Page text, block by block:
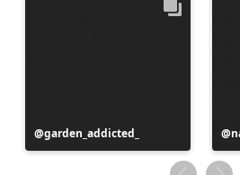
Publication
publiée
garden_addicted_